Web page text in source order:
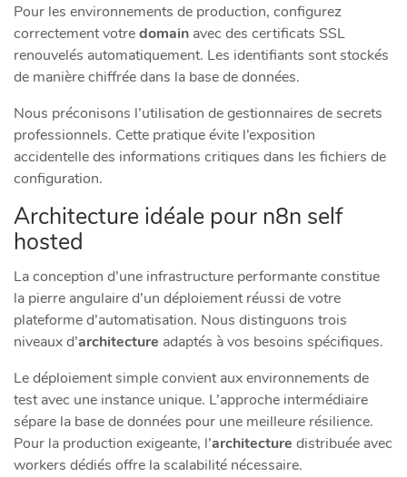
Pour les environnements de production, configurez
correctement votredomain avec des certificats SSL
renouvelés automatiquement. Les identifiants sont stockés
de manière chiffrée dans la base de données.
Nous préconisons l’utilisation de gestionnaires de secrets
professionnels. Cette pratique évite l’exposition
accidentelle des informations critiques dans les fichiers de
configuration.
Architecture idéale pour n8n self
hosted
La conception d’une infrastructure performante constitue
la pierre angulaire d’un déploiement réussi de votre
plateforme d’automatisation. Nous distinguons trois
niveaux d’architecture adaptés à vos besoins spécifiques.
Le déploiement simple convient aux environnements de
test avec une instance unique. L’approche intermédiaire
sépare la base de données pour une meilleure résilience.
Pour la production exigeante, l’architecture distribuée avec
workers dédiés offre la scalabilité nécessaire.